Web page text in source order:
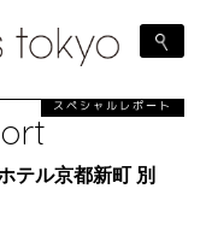
スペシャルレポート
テル京都新町 別